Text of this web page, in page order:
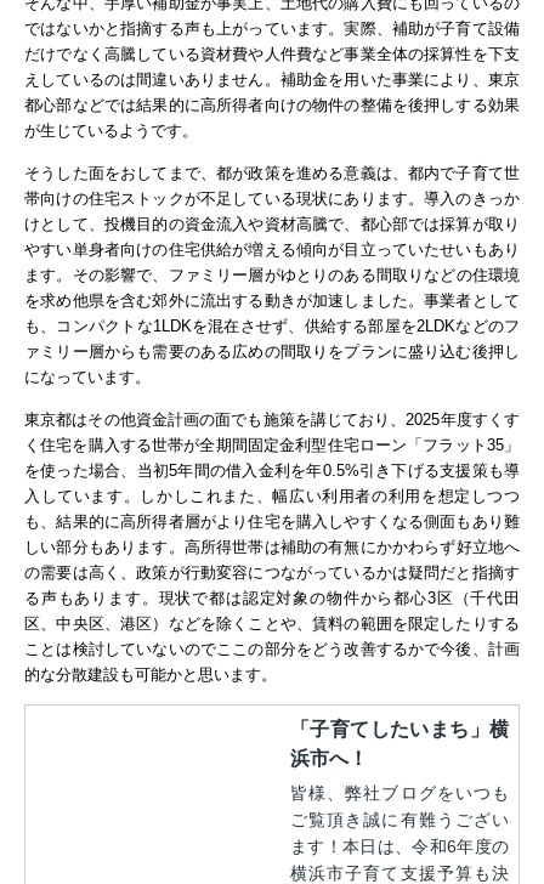
ではないかと指摘する声も上がっています。実際、補助が子育て設備
だけでなく高騰している資材費や人件費など事業全体の採算性を下支
えしているのは間違いありません。補助金を用いた事業により、東京
都心部などでは結果的に高所得者向けの物件の整備を後押しする効果
が生じているようです。
そうした面をおしてまで、都が政策を進める意義は、都内で子育て世
帯向けの住宅ストックが不足している現状にあります。導入のきっか
けとして、投機目的の資金流入や資材高騰で、都心部では採算が取り
やすい単身者向けの住宅供給が増える傾向が目立っていたせいもあり
ます。 その影響で、ファミリー層がゆとりのある間取りなどの住環境
を求め他県を含む郊外に流出する動きが加速しました。事業者として
も、コンパクトな1LDKを混在させず、供給する部屋を2LDKなどのフ
ァミリー層からも需要のある広めの間取りをプランに盛り込む後押し
になっています。
東京都はその他資金計画の面でも施策を講じており、2025年度すくす
く住宅を購入する世帯が全期間固定金利型住宅ローン「フラット35」
を使った場合、当初5年間の借入金利を年0.5%引き下げる支援策も導
入しています。しかしこれまた、幅広い利用者の利用を想定しつつ
も、結果的に高所得者層がより住宅を購入しやすくなる側面もあり難
しい部分もあります。 高所得世帯は補助の有無にかかわらず好立地へ
の需要は高く、政策が行動変容につながっているかは疑問だと指摘す
る声もあります。現状で都は認定対象の物件から都心3区（千代田
区、中央区、港区）などを除くことや、賃料の範囲を限定したりする
ことは検討していないのでここの部分をどう改善するかで今後、計画
的な分散建設も可能かと思います。
「子育てしたいまち」横
浜市へ！
皆様、弊社ブログをいつも
ご覧頂き誠に有難うござい
ます！本日は、令和6年度の
横浜市子育て支援予算も決